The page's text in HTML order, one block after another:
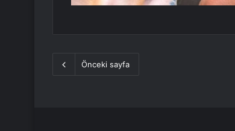
Önceki sayfa